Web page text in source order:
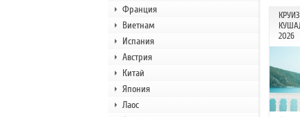
Франция
Виетнам
Испания
Австрия
Китай
Япония
Лаос
2026